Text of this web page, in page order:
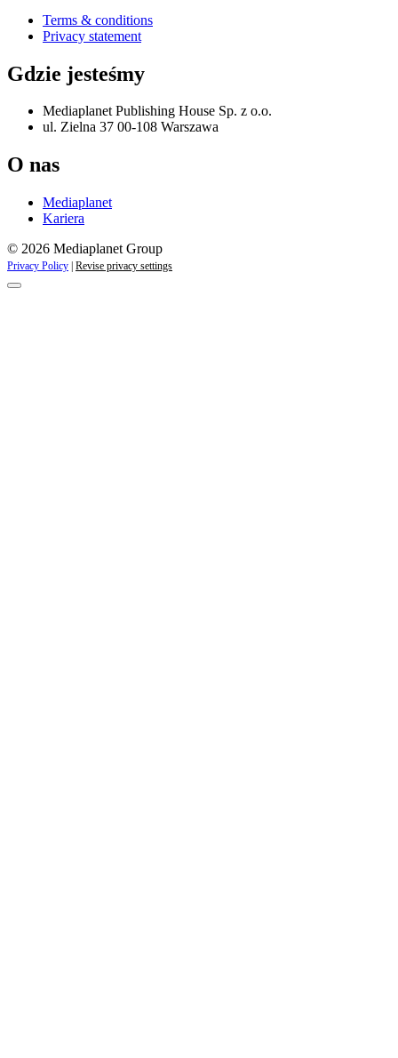
Terms & conditions
Privacy statement
Gdzie jesteśmy
Mediaplanet Publishing House Sp. z o.o.
ul. Zielna 37 00-108 Warszawa
O nas
Mediaplanet
Kariera
© 2026 Mediaplanet Group
Privacy Policy Revise privacy settings